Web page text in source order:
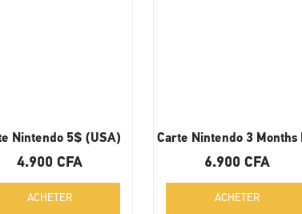
Nintendo 5$ (USA)
4.900 CFA
ACHETER
Carte Nintendo 3 Months
6.900 CFA
ACHETER